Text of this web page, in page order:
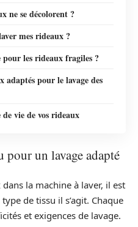
ne se décolorent ?
mes rideaux ?
les rideaux fragiles ?
adaptés pour le lavage des
vie de vos rideaux
un lavage adapté
la machine à laver, il est
de tissu il s’agit. Chaque
et exigences de lavage.